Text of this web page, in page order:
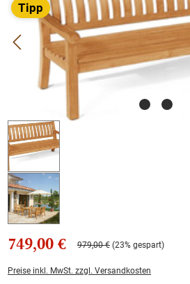
Tipp
749,00 € 979,00 € (23% gespart)
Preise inkl. MwSt. zzgl. Versandkosten